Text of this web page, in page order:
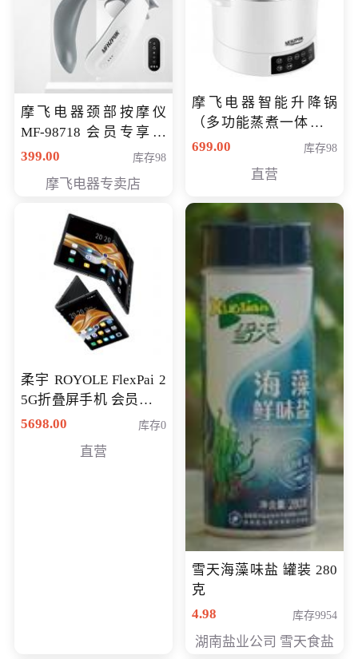
摩飞电器颈部按摩仪
MF-98718 会员专享价
299元
399.00 库存98
摩飞电器专卖店
摩飞电器智能升降锅
（多功能蒸煮一体锅）
（智能升降养生锅） 会
699.00 库存98
直营
柔宇 ROYOLE FlexPai 2
5G折叠屏手机 会员专享
购买价格 4998元
5698.00 库存0
直营
雪天海藻味盐 罐装 280
克
4.98
库存9954
湖南盐业公司 雪天食盐